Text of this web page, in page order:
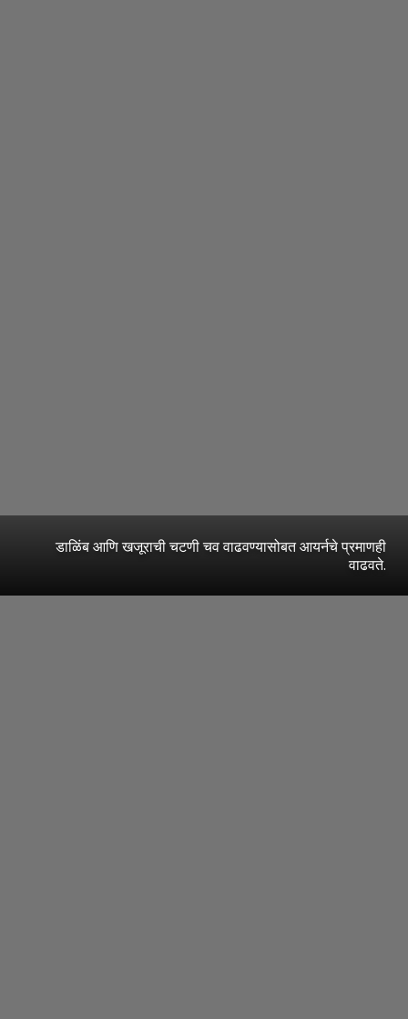
डाळिंब आणि खजूराची चटणी चव वाढवण्यासोबत आयर्नचे प्रमाणही
वाढवते.